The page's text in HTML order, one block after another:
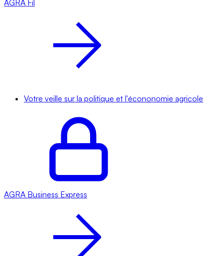
AGRA Fil
Votre veille sur la politique et l'écononomie agricole
AGRA Business Express